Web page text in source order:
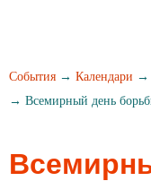
События → Календари →
→ Всемирный день